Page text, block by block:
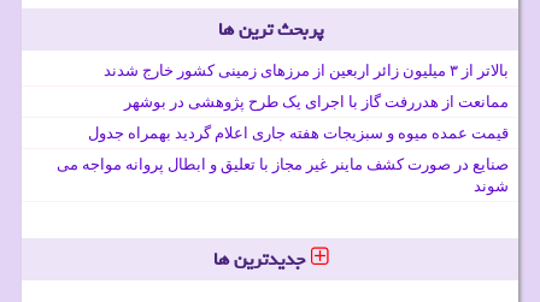
پربحث ترین ها
بالاتر از ۳ میلیون زائر اربعین از مرزهای زمینی کشور خارج شدند
ممانعت از هدررفت گاز با اجرای یک طرح پژوهشی در بوشهر
قیمت عمده میوه و سبزیجات هفته جاری اعلام گردید بهمراه جدول
صنایع در صورت کشف ماینر غیر مجاز با تعلیق و ابطال پروانه مواجه می
شوند
جدیدترین ها